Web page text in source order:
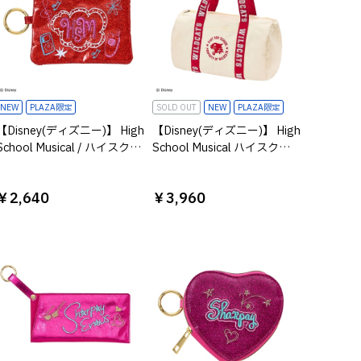
NEW PLAZA限定
Disney(ディズニー)】 High
Musical / ハイスクー
2,640
SOLD OUT NEW PLAZA限定
【Disney(ディズニー)】 High
School Musical ハイスクー
￥3,960